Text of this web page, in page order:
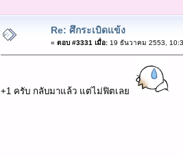
Re: ศึกระเบิดแข้ง
« ตอบ #3331 เมื่อ:19 ธันวาคม 2553,
+1 ครับ กลับมาแล้ว แต่ไม่ฟิตเลย